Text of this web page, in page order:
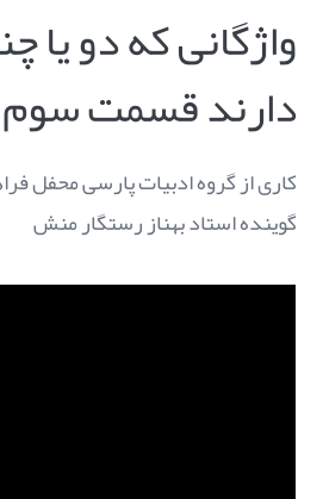
واژگانی که دو یا
دارند قسمت سوم
کاری از گروه ادبیات پارسی محفل
گوینده استاد بهناز رستگار منش